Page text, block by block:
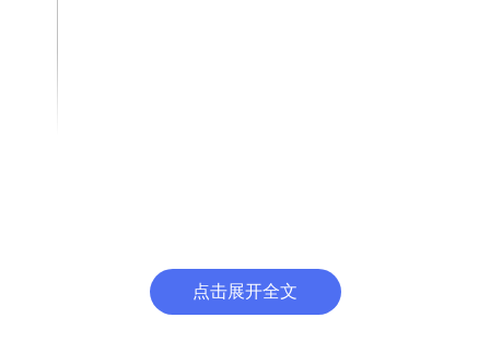
记者拿到了两组数据对比图，左边，低分辨率波
点击展开全文